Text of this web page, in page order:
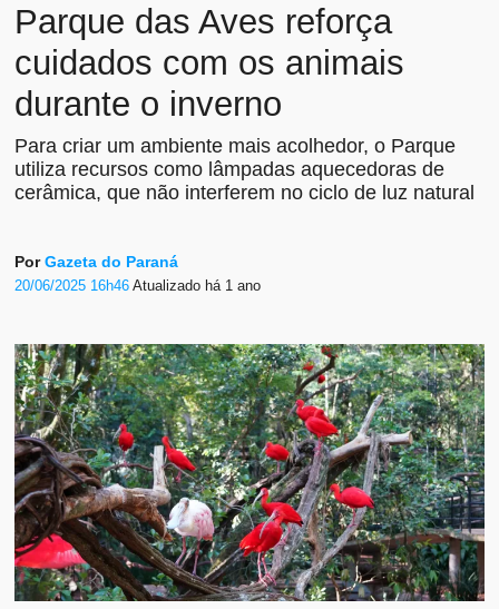
Parque das Aves reforça
cuidados com os animais
durante o inverno
Para criar um ambiente mais acolhedor, o Parque
utiliza recursos como lâmpadas aquecedoras de
cerâmica, que não interferem no ciclo de luz natural
PorGazeta do Paraná
20/06/2025 16h46Atualizado há 1 ano